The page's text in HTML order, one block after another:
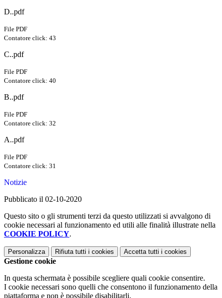
D..pdf
File PDF
Contatore click: 43
C..pdf
File PDF
Contatore click: 40
B..pdf
File PDF
Contatore click: 32
A..pdf
File PDF
Contatore click: 31
Notizie
Pubblicato il 02-10-2020
Questo sito o gli strumenti terzi da questo utilizzati si avvalgono di
cookie necessari al funzionamento ed utili alle finalità illustrate nella
COOKIE POLICY.
Personalizza Rifiuta tutti i cookies Accetta tutti i cookies
Gestione cookie
In questa schermata è possibile scegliere quali cookie consentire.
I cookie necessari sono quelli che consentono il funzionamento della
piattaforma e non è possibile disabilitarli.